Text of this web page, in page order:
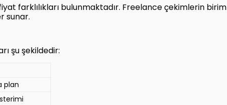
farklılıkları bulunmaktadır. Freelance çekimlerin birim
sunar.
şu şekildedir:
plan